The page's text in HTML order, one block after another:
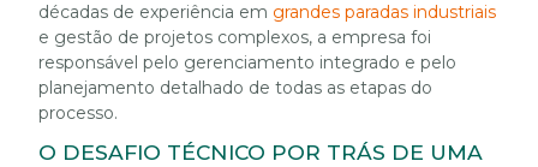
décadas de experiência em grandes paradas industriais
e gestão de projetos complexos, a empresa foi
responsável pelo gerenciamento integrado e pelo
planejamento detalhado de todas as etapas do
processo.
O DESAFIO TÉCNICO POR TRÁS DE UMA